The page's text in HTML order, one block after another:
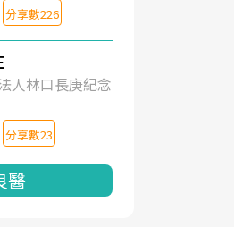
分享數226
人林口長庚紀念
分享數23
醫